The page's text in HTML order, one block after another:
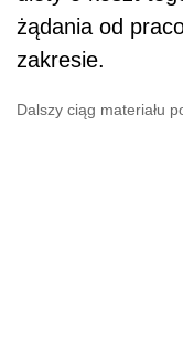
żądania od
zakresie.
Dalszy ciąg materiału